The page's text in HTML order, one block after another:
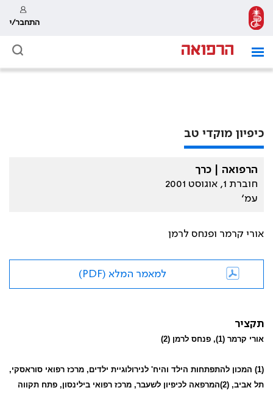
התחבר/י
כיפיון מוקדי טב
הרפואה | כרך
חוברת 1, אוגוסט 2001
עמ׳
אורי קרמר ופנחס לרמן
למאמר המלא (PDF)
תקציר
אורי קרמר (1), פנחס לרמן (2)
(1) המכון להתפתחות הילד והיח' לנירולוגיית ילדים, מרכז רפואי סוראסקי,
תל אביב, (2)המרפאה לכיפיון לשעבר, מרכז רפואי בילינסון, פתח תקווה